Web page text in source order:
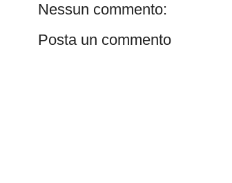
Nessun commento:
Posta un commento